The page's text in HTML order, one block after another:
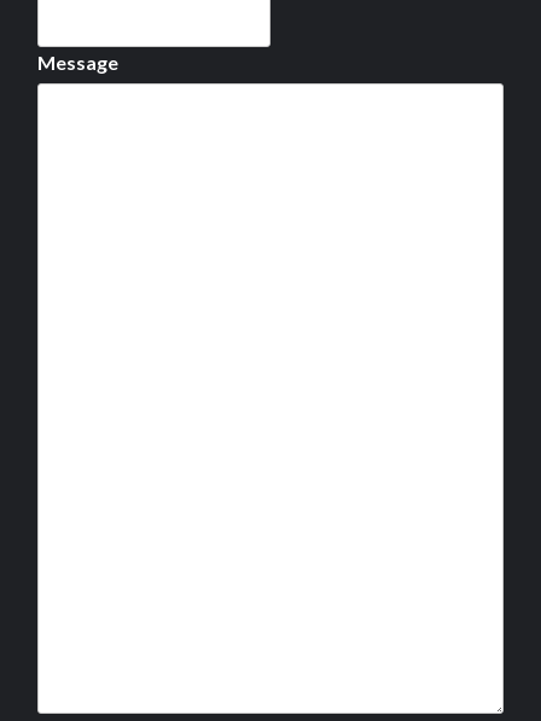
Message